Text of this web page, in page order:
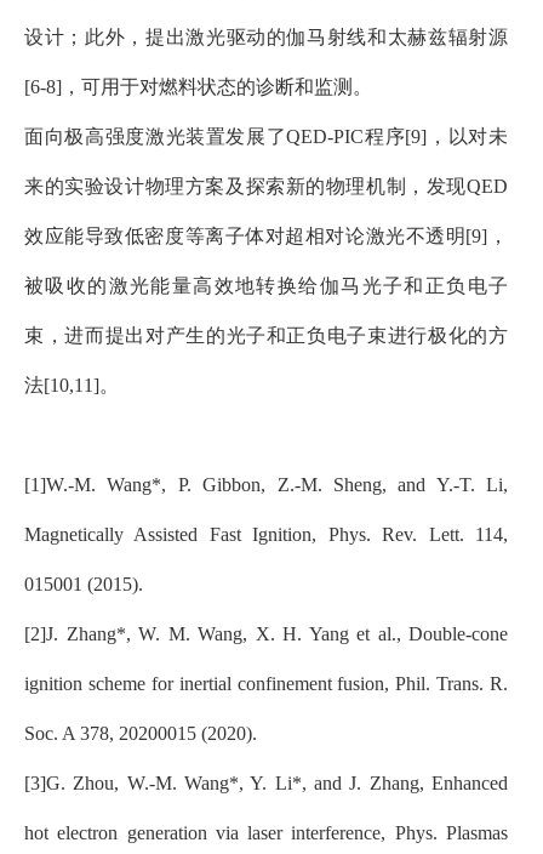
设计；此外，提出激光驱动的伽马射线和太赫兹辐射源
[6-8]，可用于对燃料状态的诊断和监测。
面向极高强度激光装置发展了QED-PIC程序[9]，以对未
来的实验设计物理方案及探索新的物理机制，发现QED
效应能导致低密度等离子体对超相对论激光不透明[9]，
被吸收的激光能量高效地转换给伽马光子和正负电子
束，进而提出对产生的光子和正负电子束进行极化的方
法[10,11]。
[1]W.-M. Wang*, P. Gibbon, Z.-M. Sheng, and Y.-T. Li,
Magnetically Assisted Fast Ignition, Phys. Rev. Lett. 114,
015001 (2015).
[2]J. Zhang*, W. M. Wang, X. H. Yang et al., Double-cone
ignition scheme for inertial confinement fusion, Phil. Trans. R.
Soc. A 378, 20200015 (2020).
[3]G. Zhou, W.-M. Wang*, Y. Li*, and J. Zhang, Enhanced
hot electron generation via laser interference, Phys. Plasmas